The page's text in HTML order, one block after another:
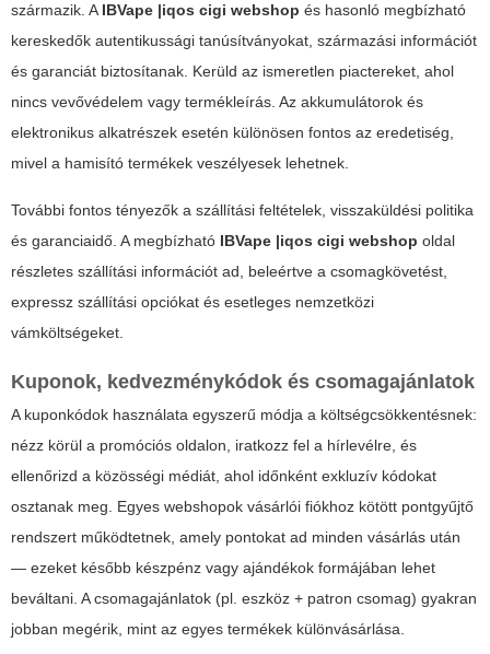
származik. AIBVape |iqos cigi webshop és hasonló megbízható
kereskedők autentikussági tanúsítványokat, származási információt
és garanciát biztosítanak. Kerüld az ismeretlen piactereket, ahol
nincs vevővédelem vagy termékleírás. Az akkumulátorok és
elektronikus alkatrészek esetén különösen fontos az eredetiség,
mivel a hamisító termékek veszélyesek lehetnek.
További fontos tényezők a szállítási feltételek, visszaküldési politika
és garanciaidő. A megbízható IBVape |iqos cigi webshop oldal
részletes szállítási információt ad, beleértve a csomagkövetést,
expressz szállítási opciókat és esetleges nemzetközi
vámköltségeket.
Kuponok, kedvezménykódok és csomagajánlatok
A kuponkódok használata egyszerű módja a költségcsökkentésnek:
nézz körül a promóciós oldalon, iratkozz fel a hírlevélre, és
ellenőrizd a közösségi médiát, ahol időnként exkluzív kódokat
osztanak meg. Egyes webshopok vásárlói fiókhoz kötött pontgyűjtő
rendszert működtetnek, amely pontokat ad minden vásárlás után
— ezeket később készpénz vagy ajándékok formájában lehet
beváltani. A csomagajánlatok (pl. eszköz + patron csomag) gyakran
jobban megérik, mint az egyes termékek különvásárlása.